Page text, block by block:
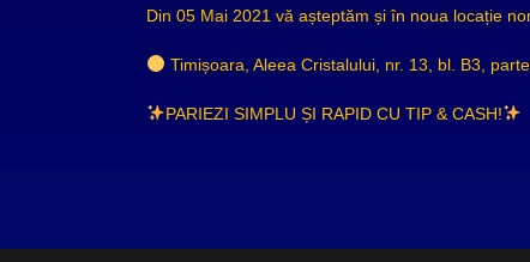
Din 05 Mai 2021 vă așteptăm și în noua locație
Timișoara, Aleea Cristalului, nr. 13, bl. B3,
PARIEZI SIMPLU ȘI RAPID CU TIP & CASH!